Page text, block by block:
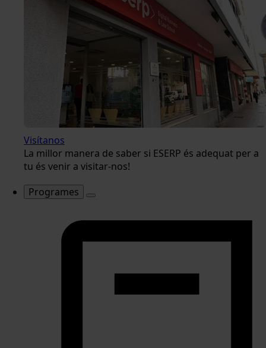
Visítanos
La millor manera de saber si ESERP és adequat per a
tu és venir a visitar-nos!
Programes